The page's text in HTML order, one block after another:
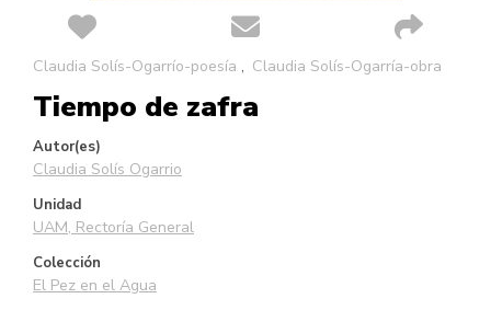
Saltar
comienzo
galería
imágenes
Claudia Solís-Ogarrío-poesía Claudia Solís-Ogarría-obra
Tiempo de zafra
Autor(es)
Claudia Solís Ogarrio
Unidad
UAM, Rectoría General
Colección
El Pez en el Agua